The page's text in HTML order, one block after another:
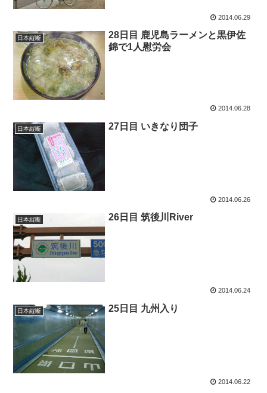
2014.06.29
日本縦断
28日目 鹿児島ラーメンと黒伊佐
錦で1人慰労会
2014.06.28
日本縦断 27日目 いきなり団子
2014.06.26
日本縦断 26日目 筑後川River
2014.06.24
日本縦断 25日目 九州入り
2014.06.22